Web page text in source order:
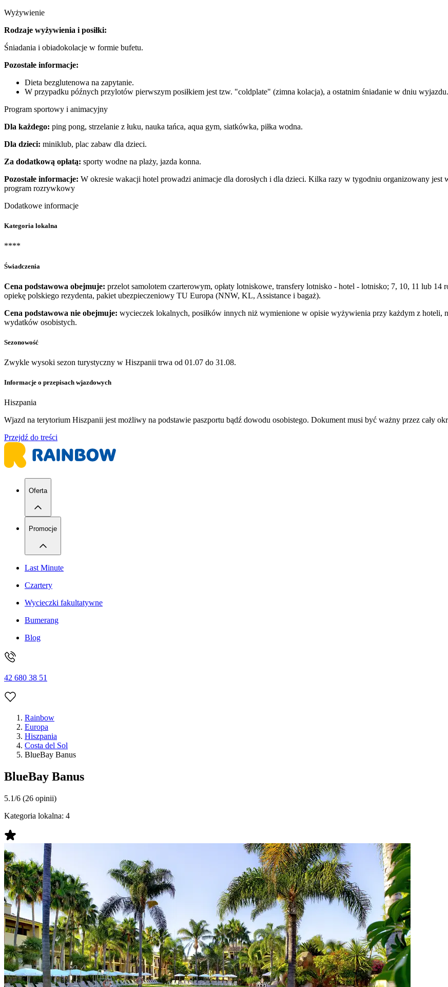
Wyżywienie
Rodzaje wyżywienia i posiłki:
Śniadania i obiadokolacje w formie bufetu.
Pozostałe informacje:
Dieta bezglutenowa na zapytanie.
W przypadku późnych przylotów pierwszym posiłkiem jest tzw. "coldplate" (zimna kolacja), a ostatnim śniadanie w dniu wyjazdu.
Program sportowy i animacyjny
Dla każdego: ping pong, strzelanie z łuku, nauka tańca, aqua gym, siatkówka, piłka wodna.
Dla dzieci: miniklub, plac zabaw dla dzieci.
Za dodatkową opłatą: sporty wodne na plaży, jazda konna.
Pozostałe informacje: W okresie wakacji hotel prowadzi animacje dla dorosłych i dla dzieci. Kilka razy w tygodniu organizowany
program rozrywkowy
Dodatkowe informacje
Kategoria lokalna
****
Świadczenia
Cena podstawowa obejmuje: przelot samolotem czarterowym, opłaty lotniskowe, transfery lotnisko - hotel - lotnisko; 7, 10, 11 lub
opiekę polskiego rezydenta, pakiet ubezpieczeniowy TU Europa (NNW, KL, Assistance i bagaż).
Cena podstawowa nie obejmuje: wycieczek lokalnych, posiłków innych niż wymienione w opisie wyżywienia przy każdym z hoteli,
wydatków osobistych.
Sezonowość
Zwykle wysoki sezon turystyczny w Hiszpanii trwa od 01.07 do 31.08.
Informacje o przepisach wjazdowych
Hiszpania
​Wjazd na terytorium Hiszpanii jest możliwy na podstawie paszportu bądź dowodu osobistego. Dokument musi być ważny przez cały
Przejdź do treści
Oferta
Promocje
Last Minute
Czartery
Wycieczki fakultatywne
Bumerang
Blog
42 680 38 51
Rainbow
Europa
Hiszpania
Costa del Sol
BlueBay Banus
BlueBay Banus
5.1/6 (26 opinii)
Kategoria lokalna: 4